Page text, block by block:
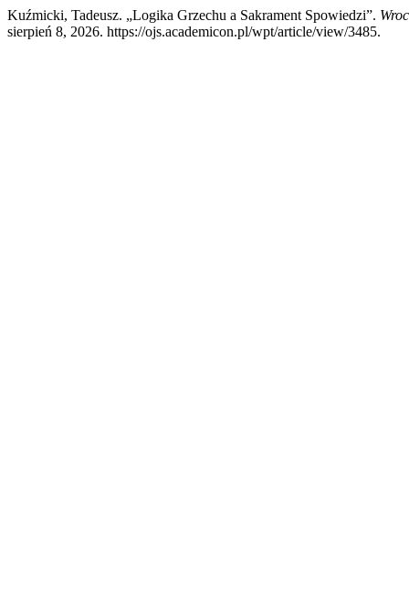
Kuźmicki, Tadeusz. „Logika Grzechu a Sakrament Spowiedzi”.
sierpień 8, 2026. https://ojs.academicon.pl/wpt/article/view/3485.